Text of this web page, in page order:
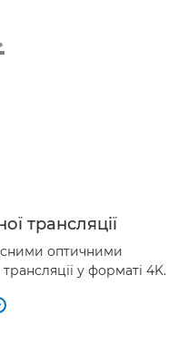
трансляції
оптичними
у форматі 4K.